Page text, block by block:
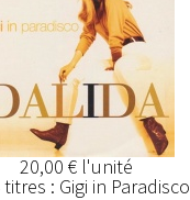
20,00 € l'unité
titres : Gigi in Paradisco